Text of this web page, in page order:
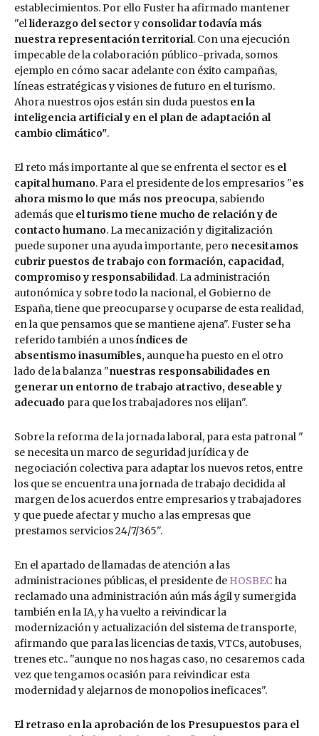
establecimientos. Por ello Fuster ha afirmado mantener
"elliderazgo del sectory consolidar todavía más
nuestra representación territorial. Con una ejecución
impecable de la colaboración público-privada, somos
ejemplo en cómo sacar adelante con éxito campañas,
líneas estratégicas y visiones de futuro en el turismo.
Ahora nuestros ojos están sin duda puestos en la
inteligencia artificial y en el plan de adaptación al
cambio climático".
El reto más importante al que se enfrenta el sector es el
capital humano. Para el presidente de los empresarios "es
ahora mismo lo que más nos preocupa, sabiendo
además que el turismo tiene mucho de relación y de
contacto humano. La mecanización y digitalización
puede suponer una ayuda importante, pero necesitamos
cubrir puestos de trabajo con formación, capacidad,
compromiso y responsabilidad. La administración
autonómica y sobre todo la nacional, el Gobierno de
España, tiene que preocuparse y ocuparse de esta realidad,
en la que pensamos que se mantiene ajena". Fuster se ha
referido también a unosíndices de
absentismo inasumibles, aunque ha puesto en el otro
lado de la balanza "nuestras responsabilidades en
generar un entorno de trabajo atractivo, deseable y
adecuado para que los trabajadores nos elijan".
Sobre la reforma de la jornada laboral, para esta patronal "
se necesita un marco de seguridad jurídica y de
negociación colectiva para adaptar los nuevos retos, entre
los que se encuentra una jornada de trabajo decidida al
margen de los acuerdos entre empresarios y trabajadores
y que puede afectar y mucho a las empresas que
prestamos servicios 24/7/365".
En el apartado de llamadas de atención a las
administraciones públicas, el presidente de HOSBEC ha
reclamado una administración aún más ágil y sumergida
también en la IA, y ha vuelto a reivindicar la
modernización y actualización del sistema de transporte,
afirmando que para las licencias de taxis, VTCs, autobuses,
trenes etc.. "aunque no nos hagas caso, no cesaremos cada
vez que tengamos ocasión para reivindicar esta
modernidad y alejarnos de monopolios ineficaces".
El retraso en la aprobación de los Presupuestos para el